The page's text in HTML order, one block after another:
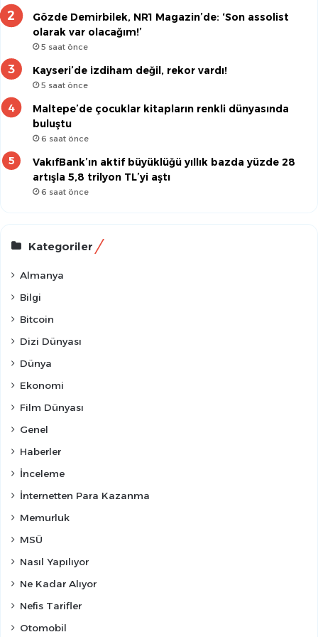
Gözde Demirbilek, NR1 Magazin’de: ‘Son assolist
olarak var olacağım!’
5 saat önce
Kayseri’de izdiham değil, rekor vardı!
5 saat önce
Maltepe’de çocuklar kitapların renkli dünyasında
buluştu
6 saat önce
VakıfBank’ın aktif büyüklüğü yıllık bazda yüzde 28
artışla 5,8 trilyon TL’yi aştı
6 saat önce
Kategoriler
Almanya
Bilgi
Bitcoin
Dizi Dünyası
Dünya
Ekonomi
Film Dünyası
Genel
Haberler
İnceleme
İnternetten Para Kazanma
Memurluk
MSÜ
Nasıl Yapılıyor
Ne Kadar Alıyor
Nefis Tarifler
Otomobil